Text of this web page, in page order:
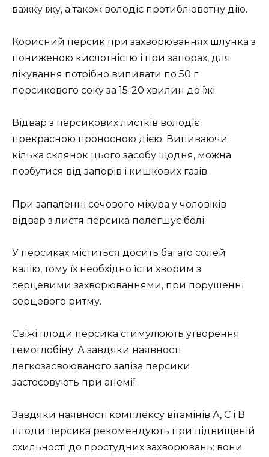
важку їжу, а також володіє протиблювотну дію.
Корисний персик при захворюваннях шлунка з
пониженою кислотністю і при запорах, для
лікування потрібно випивати по 50 г
персикового соку за 15-20 хвилин до їжі.
Відвар з персикових листків володіє
прекрасною проносною дією. Випиваючи
кілька склянок цього засобу щодня, можна
позбутися від запорів і кишкових газів.
При запаленні сечового міхура у чоловіків
відвар з листя персика полегшує болі.
У персиках міститься досить багато солей
калію, тому їх необхідно їсти хворим з
серцевими захворюваннями, при порушенні
серцевого ритму.
Свіжі плоди персика стимулюють утворення
гемоглобіну. А завдяки наявності
легкозасвоюваного заліза персики
застосовують при анемії.
Завдяки наявності комплексу вітамінів А, С і В
плоди персика рекомендують при підвищеній
схильності до простудних захворювань: вони